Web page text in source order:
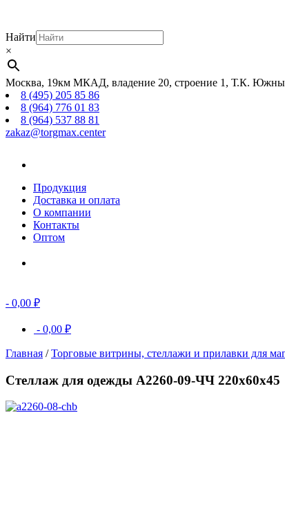
Найти
×
Москва, 19км МКАД, владение 20, строение 1, Т.К.
8 (495) 205 85 86
8 (964) 776 01 83
8 (964) 537 88 81
zakaz@torgmax.center
Продукция
Доставка и оплата
О компании
Контакты
Оптом
- 0,00 ₽
- 0,00 ₽
Главная /Торговые витрины, стеллажи и прилавки для
Стеллаж для одежды A2260-09-ЧЧ 220х60х45